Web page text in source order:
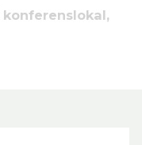
konferenslokal,